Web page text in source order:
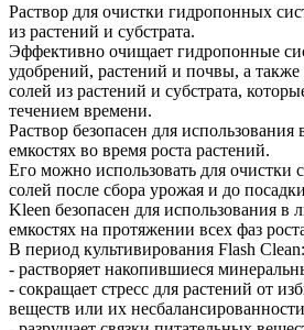
Раствор для очистки гидропонных
из растений и субстрата.
Эффективно очищает гидропонные
удобрений, растений и почвы, а
солей из растений и субстрата,
течением времени.
Раствор безопасен для
емкостях во время роста растений.
Его можно использовать для очистки
солей после сбора урожая и до
Kleen безопасен для использования в
емкостях на протяжении всех фаз
В период культивирования Flash Clean:
- растворяет накопившиеся
- сокращает стресс для растений от
веществ или их